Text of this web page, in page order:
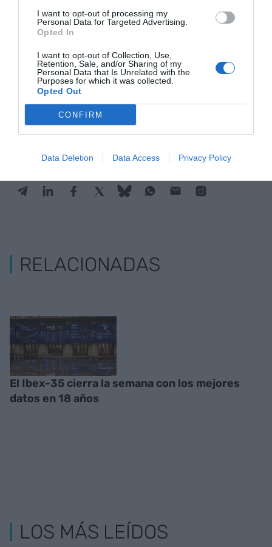
I want to opt-out of processing my
Personal Data for Targeted Advertising.
Opted In
I want to opt-out of Collection, Use,
Retention, Sale, and/or Sharing of my
Personal Data that Is Unrelated with the
Purposes for which it was collected.
Opted Out
CONFIRM
Data Deletion Data Access Privacy Policy
Respecto a lasdivisas, el euro se apreciaba un
0,10% frente al dólar, hasta cruzarse en un tipo de
AñadirVIA Empresa como fuente preferida
de Google de forma gratuita
actualidad
RELACIONADAS
El Ibex-35 cierra la semana con los mejores
datos en 18 años
LOS MÁS LEÍDOS